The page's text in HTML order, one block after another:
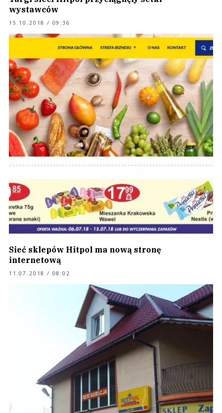
wystawców
15.10.2018 / 09:36
Sieć sklepów Hitpol ma nową stronę
internetową
11.07.2018 / 08:02